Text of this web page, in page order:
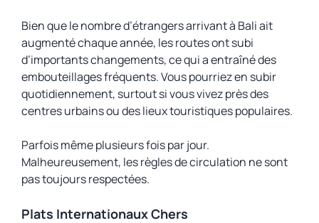
Bien que le nombre d’étrangers arrivant à Bali ait
augmenté chaque année, les routes ont subi
d’importants changements, ce qui a entraîné des
embouteillages fréquents. Vous pourriez en subir
quotidiennement, surtout si vous vivez près des
centres urbains ou des lieux touristiques populaires.
Parfois même plusieurs fois par jour.
Malheureusement, les règles de circulation ne sont
pas toujours respectées.
Plats Internationaux Chers